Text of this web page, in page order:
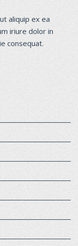
aliquip ex ea
iriure dolor in
consequat.